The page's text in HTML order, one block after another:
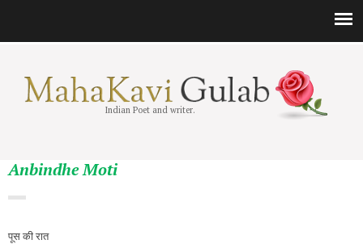
Indian Poet and writer.
Anbindhe Moti
पूस की रात